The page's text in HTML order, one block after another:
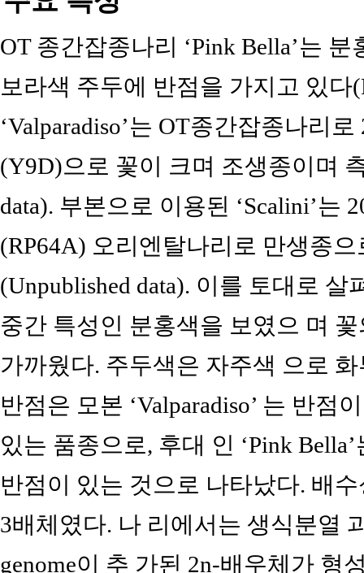
OT 종간잡종나리 ‘Pink Bella’는
보라색 주두에 반점을 가지고 있다
‘Valparadiso’는 OT종간잡종나리
(Y9D)으로 꽃이 크며 조생종이며
data). 부본으로 이용된 ‘Scalini’는
(RP64A) 오리엔탈나리로 만생종
(Unpublished data). 이를 토대로
중간 특성인 분홍색을 보였으 며
가까웠다. 주두색은 자주색 으로
반점은 모본 ‘Valparadiso’ 는 반점
있는 품종으로, 후대 인 ‘Pink
반점이 있는 것으로 나타났다. 배
3배체였다. 나 리에서는 생식분열
genome이 추 가된 2n-배우체가 형